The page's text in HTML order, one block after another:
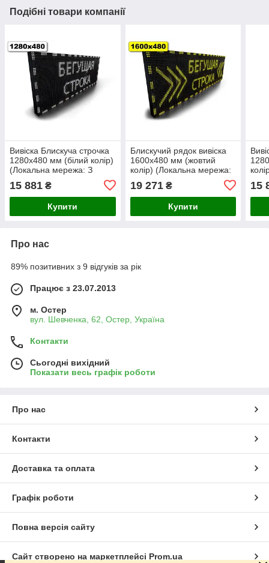
Подібні товари компанії
Вивіска Блискуча строчка
1280х480 мм (білий колір)
(Локальна мережа: З
15 881 ₴
Купити
Блискучий рядок вивіска
1600х480 мм (жовтий
колір) (Локальна мережа:
19 271₴
Купити
15
Про нас
89% позитивних з 9 відгуків за рік
Працює з 23.07.2013
м. Остер
вул. Шевченка, 62, Остер, Україна
Контакти
Сьогодні вихідний
Показати весь графік роботи
Про нас
Контакти
Доставка та оплата
Графік роботи
Повна версія сайту
Сайт створено на маркетплейсі Prom.ua